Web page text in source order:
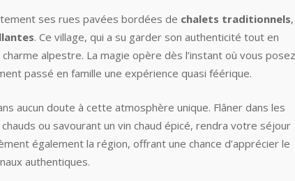
ses rues pavées bordées de chalets traditionnels,
. Ce village, qui a su garder son authenticité tout en
alpestre. La magie opère dès l’instant où vous
passé en famille une expérience quasi féérique.
aucun doute à cette atmosphère unique. Flâner dans les
ou savourant un vin chaud épicé, rendra votre séjour
également la région, offrant une chance d’apprécier le
authentiques.